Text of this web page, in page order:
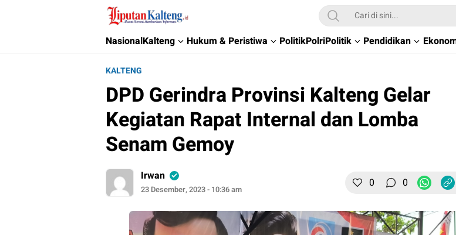
Liputan Kalteng
Akurat, Terpercaya & Independent
NasionalKalteng Hukum & Peristiwa PolitikPolriPolitik Pendidikan
KALTENG
DPD Gerindra Provinsi Kalteng Gelar
Kegiatan Rapat Internal dan Lomba
Senam Gemoy
Irwan
23 Desember, 2023 - 10:36 am 0 0